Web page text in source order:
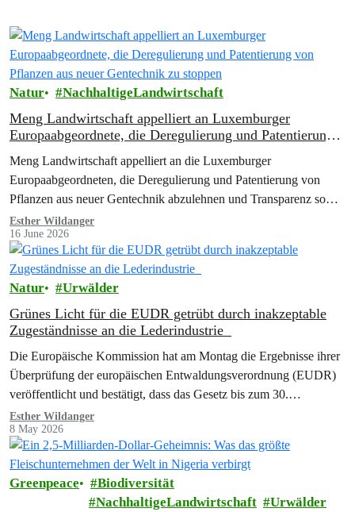
Natur NachhaltigeLandwirtschaft
Meng Landwirtschaft appelliert an Luxemburger
Europaabgeordnete, die Deregulierung und Patentierung
Meng Landwirtschaft appelliert an die Luxemburger
Europaabgeordneten, die Deregulierung und Patentierung von
Pflanzen aus neuer Gentechnik abzulehnen und Transparenz sowie
Wahlfreiheit zu schützen.
Esther Wildanger
16 June 2026
Natur Urwälder
Grünes Licht für die EUDR getrübt durch inakzeptable
Zugeständnisse an die Lederindustrie
Die Europäische Kommission hat am Montag die Ergebnisse ihrer
Überprüfung der europäischen Entwaldungsverordnung (EUDR)
veröffentlicht und bestätigt, dass das Gesetz bis zum 30.
Dezember…
Esther Wildanger
8 May 2026
Greenpeace
Biodiversität
NachhaltigeLandwirtschaft
Urwälder